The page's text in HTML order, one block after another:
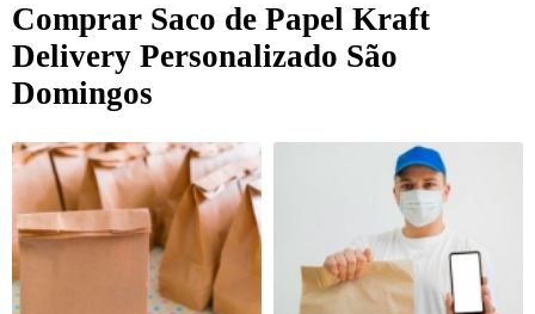
Comprar Saco de Papel Kraft
Delivery Personalizado São
Domingos